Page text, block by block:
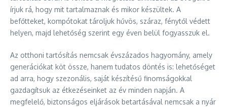
írjuk rá, hogy mit tartalmaznak és mikor készültek. A
befőtteket, kompótokat tároljuk hűvös, száraz, fénytől védett
helyen, majd lehetőség szerint egy éven belül fogyasszuk el.
Az otthoni tartósítás nemcsak évszázados hagyomány, amely
generációkat köt össze, hanem tudatos döntés is: lehetőséget
ad arra, hogy szezonális, saját készítésű finomságokkal
gazdagítsuk az étkezéseinket az év minden napján. A
megfelelő, biztonságos eljárások betartásával nemcsak a nyár